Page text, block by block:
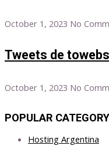
October 1, 2023 No
Tweets de
October 1, 2023 No
POPULAR CATEGORY
Hosting Argentina